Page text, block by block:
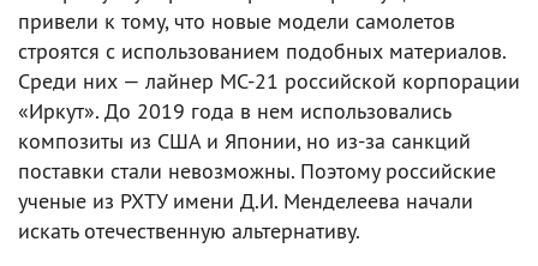
привели к тому, что новые модели самолетов
строятся с использованием подобных материалов.
Среди них — лайнер МС-21 российской корпорации
«Иркут». До 2019 года в нем использовались
композиты из США и Японии, но из-за санкций
поставки стали невозможны. Поэтому российские
ученые из РХТУ имени Д.И. Менделеева начали
искать отечественную альтернативу.